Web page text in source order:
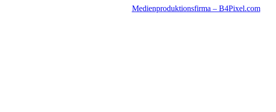
Medienproduktionsfirma – B4Pixel.com